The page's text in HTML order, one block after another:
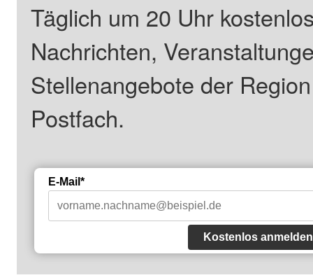
Täglich um 20 Uhr
Nachrichten,
Stellenangebote der
Postfach.
E-Mail*
Kostenlos anmelden